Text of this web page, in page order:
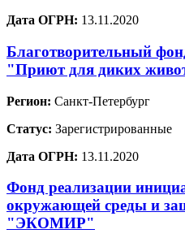
Дата ОГРН: 13.11.2020
Благотворительный
"Приют для диких
Регион: Санкт-Петербург
Статус: Зарегистрированные
Дата ОГРН: 13.11.2020
Фонд реализации
окружающей среды и
"ЭКОМИР"